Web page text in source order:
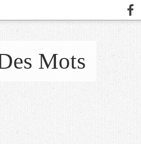
Mots